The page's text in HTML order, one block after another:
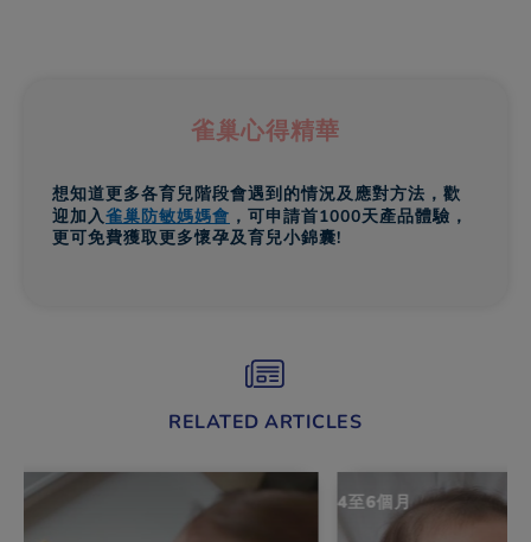
雀巢心得精華
想知道更多各育兒階段會遇到的情況及應對方法，歡
迎加入雀巢防敏媽媽會 ，可申請首1000天產品體驗，
更可免費獲取更多懷孕及育兒小錦囊!
RELATED ARTICLES
4至6個月